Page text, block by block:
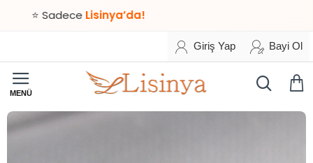
SadeceLisinya’da!
Giriş Yap Bayi Ol